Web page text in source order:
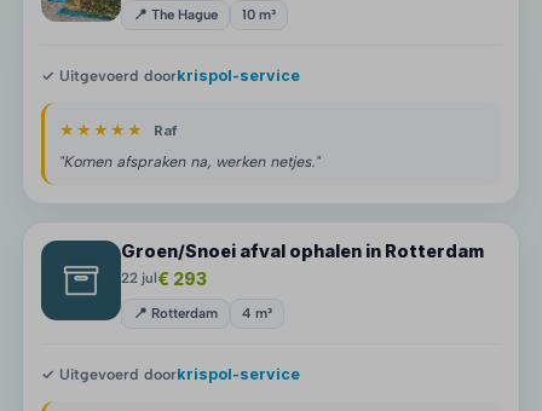
📍 The Hague 10 m³
✓ Uitgevoerd doorkrispol-service
★★★★★ Raf
"Komen afspraken na, werken netjes."
Groen/Snoei afval ophalen in Rotterdam
22 jul€ 293
📍 Rotterdam 4 m³
✓ Uitgevoerd doorkrispol-service